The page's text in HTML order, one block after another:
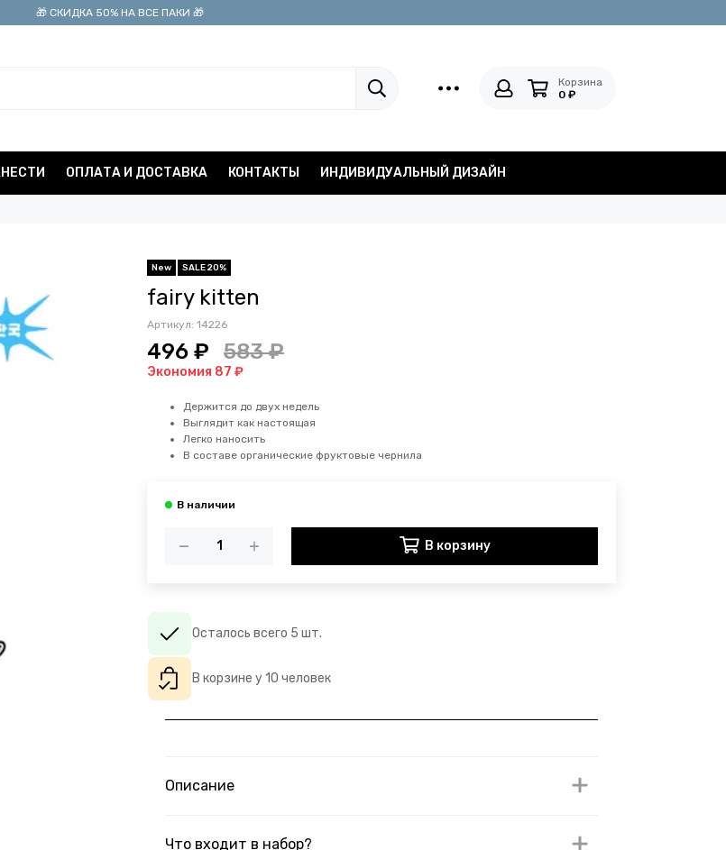
🎁 СКИДКА 50% НА ВСЕ ПАКИ 🎁
Корзина
0 ₽
ОПЛАТА И ДОСТАВКА КОНТАКТЫ ИНДИВИДУАЛЬНЫЙ ДИЗАЙН
New SALE 20%
fairy kitten
Артикул: 14226
496 ₽ 583 ₽
Экономия 87 ₽
Держится до двух недель
Выглядит как настоящая
Легко наносить
В составе органические фруктовые чернила
В корзину
Осталось всего 5 шт.
В корзине у 10 человек
Описание
Что входит в набор?